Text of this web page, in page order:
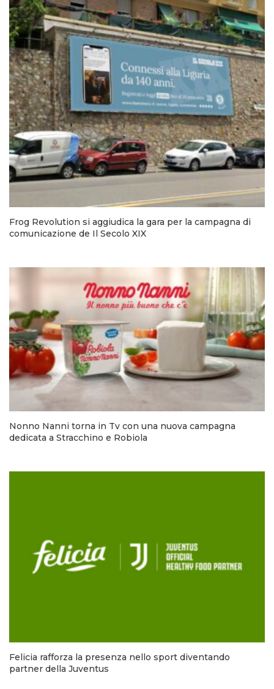
Frog Revolution si aggiudica la gara per la campagna di
comunicazione de Il Secolo XIX
Nonno Nanni torna in Tv con una nuova campagna
dedicata a Stracchino e Robiola
Felicia rafforza la presenza nello sport diventando
partner della Juventus